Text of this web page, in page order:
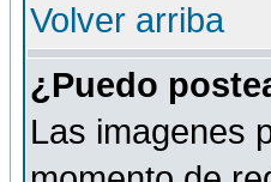
Volver arriba
¿Puedo
Las imagenes